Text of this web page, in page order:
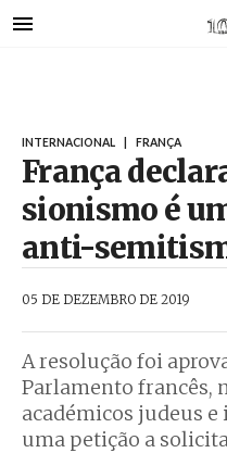
para
INTERNACIONAL FRANÇA
França
sionismo é
anti-
05 DE DEZEMBRO DE 2019
A resolução foi
Parlamento francês,
académicos judeus
uma petição a